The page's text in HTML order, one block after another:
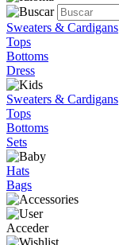
Sweaters & Cardigans
Tops
Bottoms
Dress
Sweaters & Cardigans
Tops
Bottoms
Sets
Hats
Bags
Acceder